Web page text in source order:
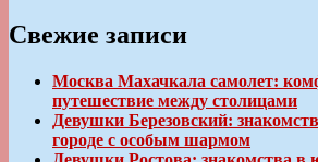
Свежие записи
Москва Махачкала самолет:
путешествие между столицами
Девушки Березовский:
городе с особым шармом